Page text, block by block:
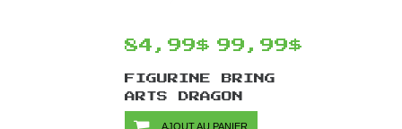
84,99$ 99,99$
FIGURINE BRING
ARTS DRAGON
QUEST PAR SQUARE
AJOUT AU PANIER